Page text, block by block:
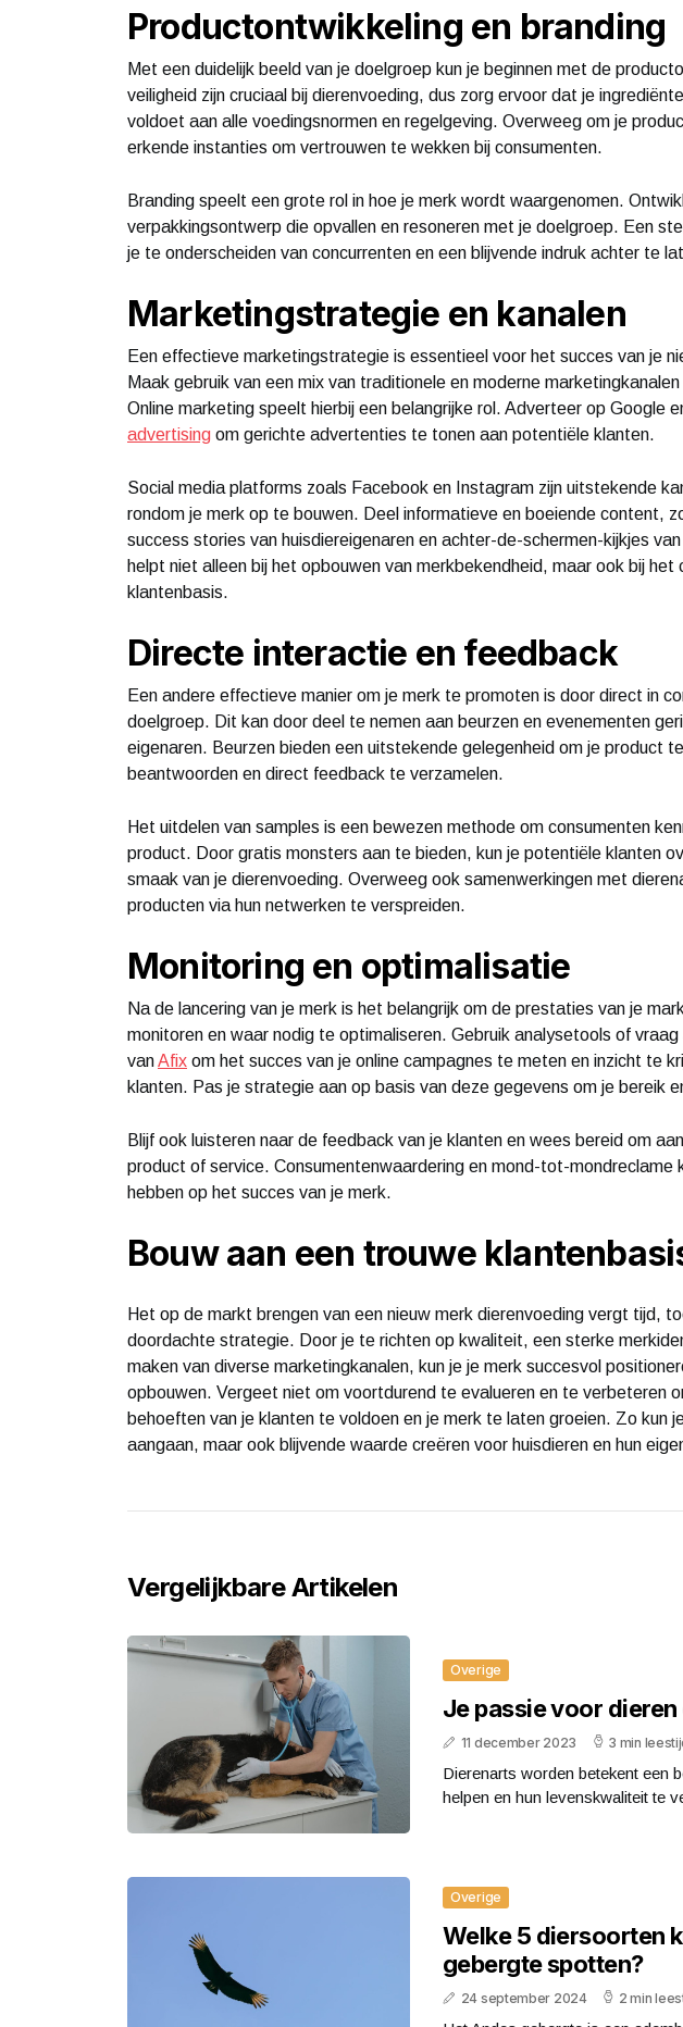
Productontwikkeling en branding
Met een duidelijk beeld van je doelgroep kun je beginnen met de
veiligheid zijn cruciaal bij dierenvoeding, dus zorg ervoor dat je
voldoet aan alle voedingsnormen en regelgeving. Overweeg om je
erkende instanties om vertrouwen te wekken bij consumenten.
Branding speelt een grote rol in hoe je merk wordt waargenomen.
verpakkingsontwerp die opvallen en resoneren met je doelgroep. Een
je te onderscheiden van concurrenten en een blijvende indruk achter te
Marketingstrategie en kanalen
Een effectieve marketingstrategie is essentieel voor het succes van je
Maak gebruik van een mix van traditionele en moderne
Online marketing speelt hierbij een belangrijke rol. Adverteer op Google
advertising om gerichte advertenties te tonen aan potentiële klanten.
Social media platforms zoals Facebook en Instagram zijn uitstekende
rondom je merk op te bouwen. Deel informatieve en boeiende content,
success stories van huisdiereigenaren en achter-de-schermen-kijkjes
helpt niet alleen bij het opbouwen van merkbekendheid, maar ook bij het
klantenbasis.
Directe interactie en feedback
Een andere effectieve manier om je merk te promoten is door direct in
doelgroep. Dit kan door deel te nemen aan beurzen en evenementen
eigenaren. Beurzen bieden een uitstekende gelegenheid om je product
beantwoorden en direct feedback te verzamelen.
Het uitdelen van samples is een bewezen methode om consumenten
product. Door gratis monsters aan te bieden, kun je potentiële klanten
smaak van je dierenvoeding. Overweeg ook samenwerkingen met
producten via hun netwerken te verspreiden.
Monitoring en optimalisatie
Na de lancering van je merk is het belangrijk om de prestaties van je
monitoren en waar nodig te optimaliseren. Gebruik analysetools of
vanAfix om het succes van je online campagnes te meten en inzicht te
klanten. Pas je strategie aan op basis van deze gegevens om je bereik
Blijf ook luisteren naar de feedback van je klanten en wees bereid om
product of service. Consumentenwaardering en mond-tot-mondreclame
hebben op het succes van je merk.
Bouw aan een trouwe
Het op de markt brengen van een nieuw merk dierenvoeding vergt tijd,
doordachte strategie. Door je te richten op kwaliteit, een sterke
maken van diverse marketingkanalen, kun je je merk succesvol
opbouwen. Vergeet niet om voortdurend te evalueren en te verbeteren
behoeften van je klanten te voldoen en je merk te laten groeien. Zo kun
aangaan, maar ook blijvende waarde creëren voor huisdieren en hun
Vergelijkbare Artikelen
Overige
Je passie voor
11 december 2023 3 min
Dierenarts worden betekent een
helpen en hun levenskwaliteit te
Overige
Welke 5 diersoorten
gebergte spotten?
24 september 2024 2 min